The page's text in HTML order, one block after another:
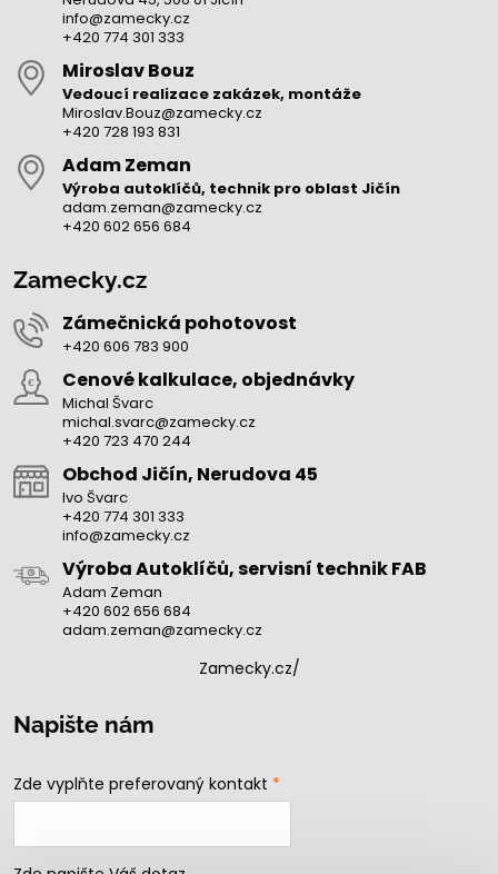
info@zamecky.cz
+420 774 301 333
Miroslav Bouz
Vedoucí realizace zakázek, montáže
Miroslav.Bouz@zamecky.cz
+420 728 193 831
Adam Zeman
Výroba autoklíčů, technik pro oblast Jičín
adam.zeman@zamecky.cz
+420 602 656 684
Zamecky.cz
Zámečnická pohotovost
+420 606 783 900
Cenové kalkulace, objednávky
Michal Švarc
michal.svarc@zamecky.cz
+420 723 470 244
Obchod Jičín, Nerudova 45
Ivo Švarc
+420 774 301 333
info@zamecky.cz
Výroba Autoklíčů, servisní technik FAB
Adam Zeman
+420 602 656 684
adam.zeman@zamecky.cz
Zamecky.cz/
Napište nám
Zde vyplňte preferovaný kontakt *